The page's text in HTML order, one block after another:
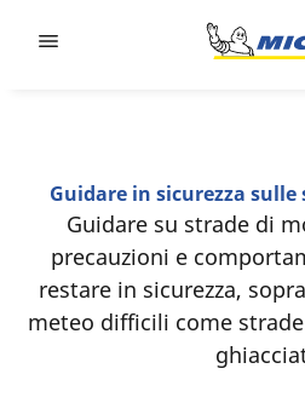
Guidare in sicurezza
Guidare su strade di
precauzioni e
restare in sicurezza,
meteo difficili come